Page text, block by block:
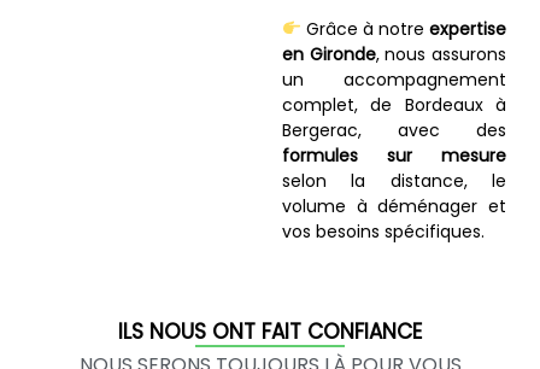
Grâce à notre expertise
en Gironde, nous assurons
un accompagnement
complet, de Bordeaux à
Bergerac, avec des
formules sur mesure
selon la distance, le
volume à déménager et
vos besoins spécifiques.
ILS NOUS ONT FAIT CONFIANCE